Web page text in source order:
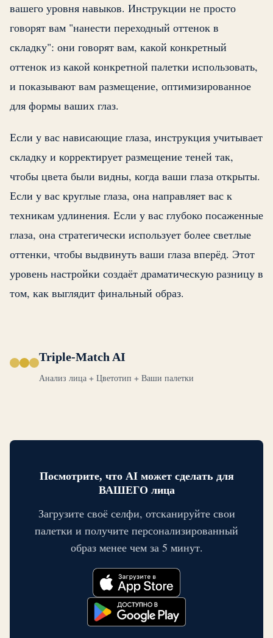
вашего уровня навыков. Инструкции не просто
говорят вам "нанести переходный оттенок в
складку": они говорят вам, какой конкретный
оттенок из какой конкретной палетки использовать,
и показывают вам размещение, оптимизированное
для формы ваших глаз.
Если у вас нависающие глаза, инструкция учитывает
складку и корректирует размещение теней так,
чтобы цвета были видны, когда ваши глаза открыты.
Если у вас круглые глаза, она направляет вас к
техникам удлинения. Если у вас глубоко посаженные
глаза, она стратегически использует более светлые
оттенки, чтобы выдвинуть ваши глаза вперёд. Этот
уровень настройки создаёт драматическую разницу в
том, как выглядит финальный образ.
Triple-Match AI
Анализ лица + Цветотип + Ваши палетки
Посмотрите, что AI может сделать для
ВАШЕГО лица
Загрузите своё селфи, отсканируйте свои
палетки и получите персонализированный
образ менее чем за 5 минут.